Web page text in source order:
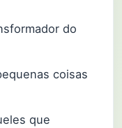
do
coisas
que